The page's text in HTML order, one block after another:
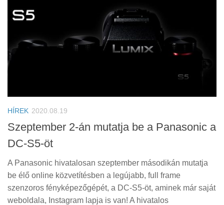
HÍREK 2020.08.19
Szeptember 2-án mutatja be a Panasonic a
DC-S5-öt
A Panasonic hivatalosan szeptember másodikán mutatja
be élő online közvetítésben a legújabb, full frame
szenzoros fényképezőgépét, a DC-S5-öt, aminek már saját
weboldala, Instagram lapja is van! A hivatalos